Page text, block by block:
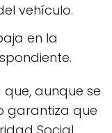
vehículo.
en la
aunque se
garantiza que